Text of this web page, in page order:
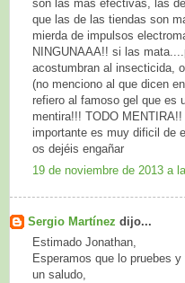
son las más efectivas, las
que las de las tiendas son
mierda de impulsos
NINGUNAAA!! si las
acostumbran al insecticida,
(no menciono al que dicen
refiero al famoso gel que es
mentira!!! TODO
importante es muy dificil de
os dejéis engañar
19 de noviembre de 2013 a
Sergio Martínez dijo...
Estimado Jonathan,
Esperamos que lo pruebes
un saludo,